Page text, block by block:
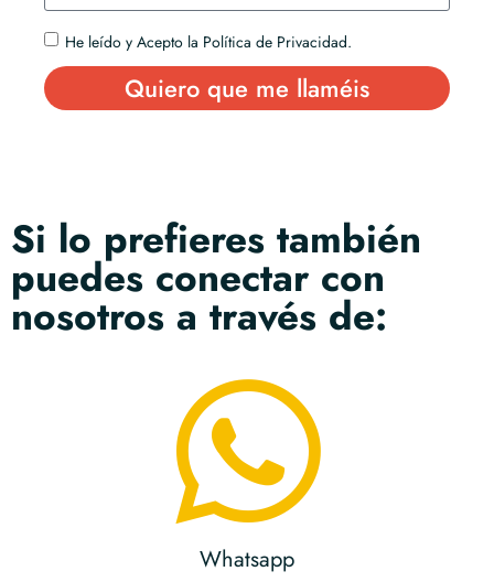
He leído y Acepto la Política de Privacidad.
Quiero que me llaméis
Si lo prefieres también
puedes conectar con
nosotros a través de:
Whatsapp